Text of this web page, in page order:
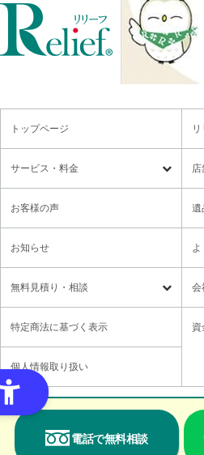
電話で無料相談
トップページ
サービス・料金
遺品整理
特殊清掃・孤独死
各種セミナーのご案内
店
お客様の声 遺
お知らせ
無料⾒積り・相談
無料⾒積り・相談
ご意見箱
取材・講演依頼
会
特定商法に基づく表示
個人情報取り扱い
Copyright© Relief,Inc All